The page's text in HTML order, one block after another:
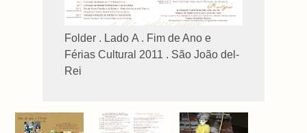
Folder . Lado A . Fim de Ano e
Férias Cultural 2011 . São João del-
Rei